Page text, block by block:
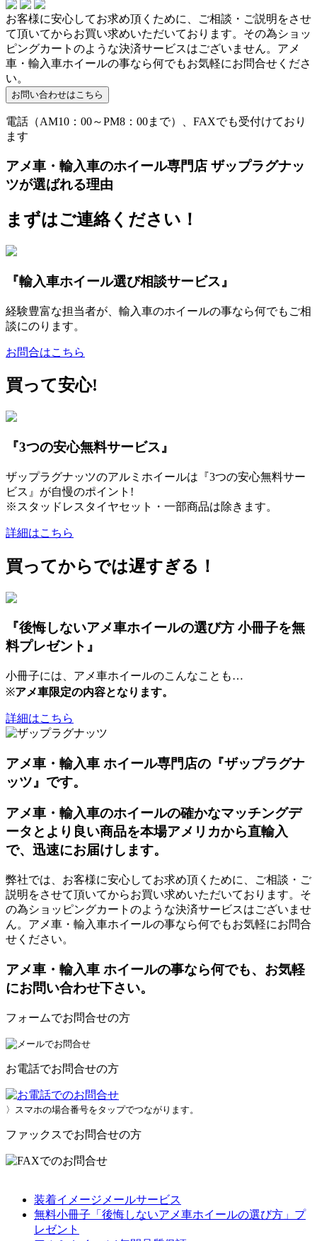
お客様に安心してお求め頂くために、ご相談・ご説明をさせ
て頂いてからお買い求めいただいております。その為ショッ
ピングカートのような決済サービスはございません。アメ
車・輸入車ホイールの事なら何でもお気軽にお問合せくださ
い。
電話（AM10：00～PM8：00まで）、FAXでも受付けており
ます
アメ車・輸入車のホイール専門店 ザップラグナッ
ツが選ばれる理由
まずはご連絡ください！
『輸入車ホイール選び相談サービス』
経験豊富な担当者が、輸入車のホイールの事なら何でもご相
談にのります。
お問合はこちら
買って安心!
『3つの安心無料サービス』
ザップラグナッツのアルミホイールは『3つの安心無料サー
ビス』が自慢のポイント!
※スタッドレスタイヤセット・一部商品は除きます。
詳細はこちら
買ってからでは遅すぎる！
『後悔しないアメ車ホイールの選び方 小冊子を無
料プレゼント』
小冊子には、アメ車ホイールのこんなことも…
※アメ車限定の内容となります。
詳細はこちら
アメ車・輸入車 ホイール専門店の『ザップラグナ
ッツ』です。
アメ車・輸入車のホイールの確かなマッチングデ
ータとより良い商品を本場アメリカから直輸入
で、迅速にお届けします。
弊社では、お客様に安心してお求め頂くために、ご相談・ご
説明をさせて頂いてからお買い求めいただいております。そ
の為ショッピングカートのような決済サービスはございませ
ん。アメ車・輸入車ホイールの事なら何でもお気軽にお問合
せください。
アメ車・輸入車 ホイールの事なら何でも、お気軽
にお問い合わせ下さい。
フォームでお問合せの方
お電話でお問合せの方
〉スマホの場合番号をタップでつながります。
ファックスでお問合せの方
装着イメージメールサービス
無料小冊子「後悔しないアメ車ホイールの選び方」プ
レゼント